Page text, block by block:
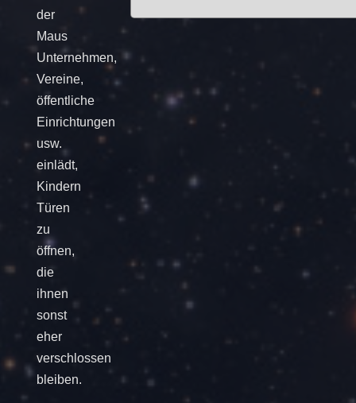
der
Maus
Unternehmen,
Vereine,
öffentliche
Einrichtungen
usw.
einlädt,
Kindern
Türen
zu
öffnen,
die
ihnen
sonst
eher
verschlossen
bleiben.